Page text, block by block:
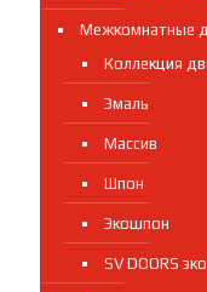
Межкомнатные
Коллекция
Эмаль
Массив
Шпон
Экошпон
SV DOORS